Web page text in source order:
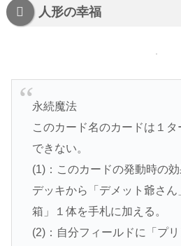
人形の幸福
永続魔法
このカード名のカードは１
できない。
(1)：このカードの発動時の効
デッキから「デメット爺さ
箱」１体を手札に加える。
(2)：自分フィールドに「プ